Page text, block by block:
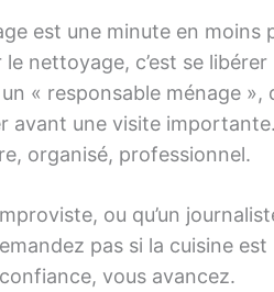
est une minute en moins
nettoyage, c’est se libérer
« responsable ménage »,
avant une visite importante.
organisé, professionnel.
ou qu’un
pas si la cuisine est
vous avancez.